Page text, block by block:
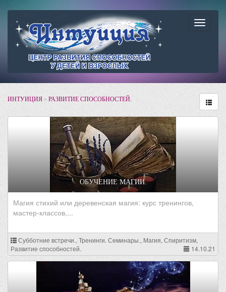
ИНТУИЦИЯ»РАЗВИТИЕ СПОСОБНОСТЕЙ.
ОБУЧЕНИЕ МАГИИ.
Магия стихий или деревенская магия: курс тренингов,
мастер-классов,...
Субботние встречи., Тренинги. Семинары., Магия, Спиритизм,
Развитие способностей.
14.10.21